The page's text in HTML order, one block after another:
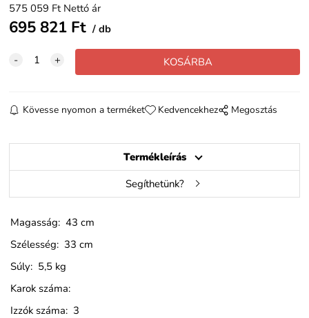
575 059 Ft Nettó ár
695 821 Ft db
Kövesse nyomon a terméket Kedvencekhez Megosztás
Termékleírás
Segíthetünk?
Magasság: 43 cm
Szélesség: 33 cm
Súly: 5,5 kg
Karok száma:
Izzók száma: 3